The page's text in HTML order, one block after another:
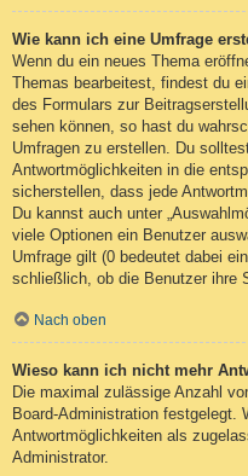
Wie kann ich eine Umfrage
Wenn du ein neues Thema
Themas bearbeitest, findest du
des Formulars zur
sehen können, so hast du
Umfragen zu erstellen. Du
Antwortmöglichkeiten in die
sicherstellen, dass jede
Du kannst auch unter
viele Optionen ein Benutzer
Umfrage gilt (0 bedeutet dabei
schließlich, ob die Benutzer ihre
Nach oben
Wieso kann ich nicht mehr
Die maximal zulässige Anzahl
Board-Administration festgelegt.
Antwortmöglichkeiten als
Administrator.